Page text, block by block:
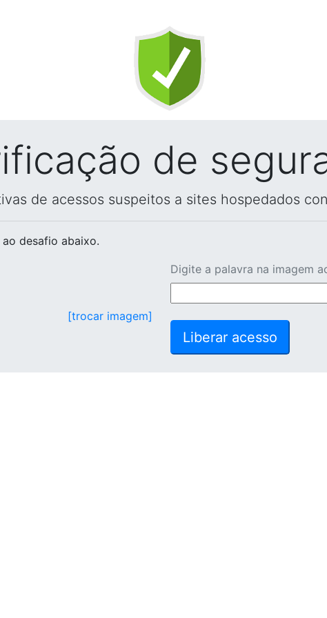
de
de acessos suspeitos a sites hospedados
desafio abaixo.
[trocar imagem]
Digite a palavra na imagem